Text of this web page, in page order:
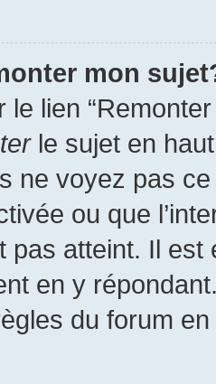
mon
le lien
le sujet en
ne voyez pas
ou que
pas atteint. Il
en y
du forum